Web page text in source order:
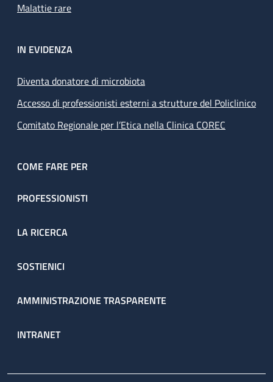
Malattie rare
IN EVIDENZA
Diventa donatore di microbiota
Accesso di professionisti esterni a strutture del Policlinico
Comitato Regionale per l’Etica nella Clinica COREC
COME FARE PER
PROFESSIONISTI
LA RICERCA
SOSTIENICI
AMMINISTRAZIONE TRASPARENTE
INTRANET